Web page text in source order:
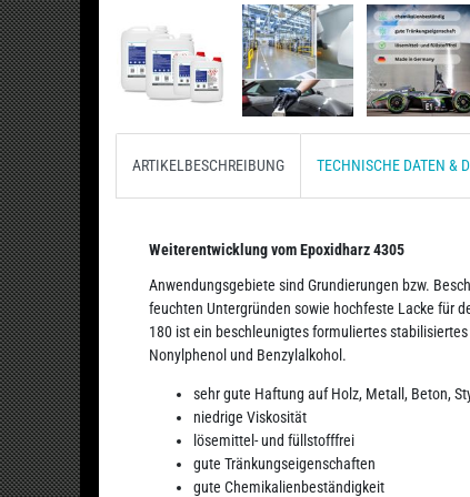
ARTIKELBESCHREIBUNG TECHNISCHE DATEN &
Weiterentwicklung vom Epoxidharz 4305
Anwendungsgebiete sind Grundierungen bzw.
feuchten Untergründen sowie hochfeste Lacke für
180 ist ein beschleunigtes formuliertes
Nonylphenol und Benzylalkohol.
sehr gute Haftung auf Holz, Metall, Beton,
niedrige Viskosität
lösemittel- und füllstofffrei
gute Tränkungseigenschaften
gute Chemikalienbeständigkeit